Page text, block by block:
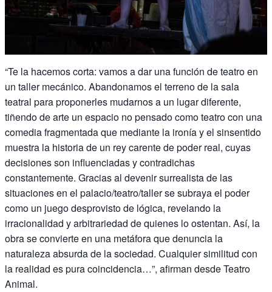
“Te la hacemos corta: vamos a dar una función de teatro en
un taller mecánico. Abandonamos el terreno de la sala
teatral para proponerles mudarnos a un lugar diferente,
tiñendo de arte un espacio no pensado como teatro con una
comedia fragmentada que mediante la ironía y el sinsentido
muestra la historia de un rey carente de poder real, cuyas
decisiones son influenciadas y contradichas
constantemente. Gracias al devenir surrealista de las
situaciones en el palacio/teatro/taller se subraya el poder
como un juego desprovisto de lógica, revelando la
irracionalidad y arbitrariedad de quienes lo ostentan. Así, la
obra se convierte en una metáfora que denuncia la
naturaleza absurda de la sociedad. Cualquier similitud con
la realidad es pura coincidencia…”, afirman desde Teatro
Animal.